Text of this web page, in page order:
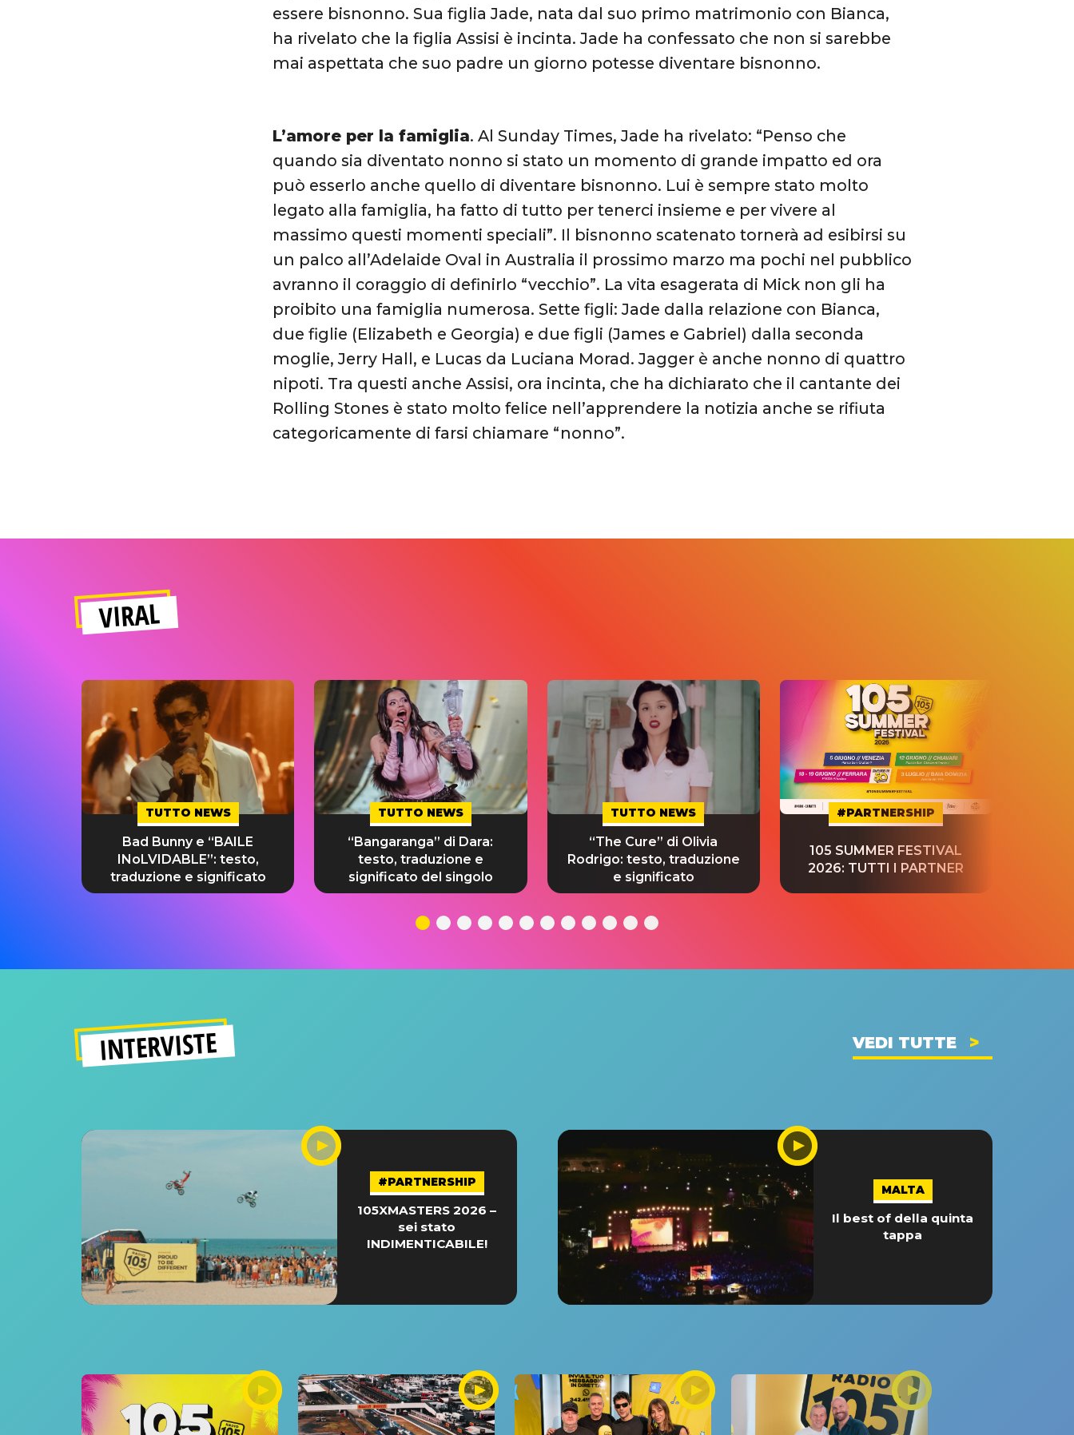
essere bisnonno. Sua figlia Jade, nata dal suo primo matrimonio con Bianca,
ha rivelato che la figlia Assisi è incinta. Jade ha confessato che non si sarebbe
mai aspettata che suo padre un giorno potesse diventare bisnonno.
L’amore per la famiglia. Al Sunday Times, Jade ha rivelato: “Penso che
quando sia diventato nonno si stato un momento di grande impatto ed ora
può esserlo anche quello di diventare bisnonno. Lui è sempre stato molto
legato alla famiglia, ha fatto di tutto per tenerci insieme e per vivere al
massimo questi momenti speciali”. Il bisnonno scatenato tornerà ad esibirsi su
un palco all’Adelaide Oval in Australia il prossimo marzo ma pochi nel pubblico
avranno il coraggio di definirlo “vecchio”. La vita esagerata di Mick non gli ha
proibito una famiglia numerosa. Sette figli: Jade dalla relazione con Bianca,
due figlie (Elizabeth e Georgia) e due figli (James e Gabriel) dalla seconda
moglie, Jerry Hall, e Lucas da Luciana Morad. Jagger è anche nonno di quattro
nipoti. Tra questi anche Assisi, ora incinta, che ha dichiarato che il cantante dei
Rolling Stones è stato molto felice nell’apprendere la notizia anche se rifiuta
categoricamente di farsi chiamare “nonno”.
VIRAL
TUTTO NEWS
Bad Bunny e “BAILE
INoLVIDABLE”: testo,
traduzione e significato
TUTTO NEWS
“Bangaranga” di Dara:
testo, traduzione e
significato del singolo
TUTTO NEWS
“The Cure” di Olivia
Rodrigo: testo, traduzione
e significato
#PARTNERSHIP
105 SUMMER FESTIVAL
2026: TUTTI I PARTNER
INTERVISTE VEDI TUTTE
#PARTNERSHIP
105XMASTERS 2026 –
sei stato
INDIMENTICABILE!
MALTA
Il best of della quinta
tappa